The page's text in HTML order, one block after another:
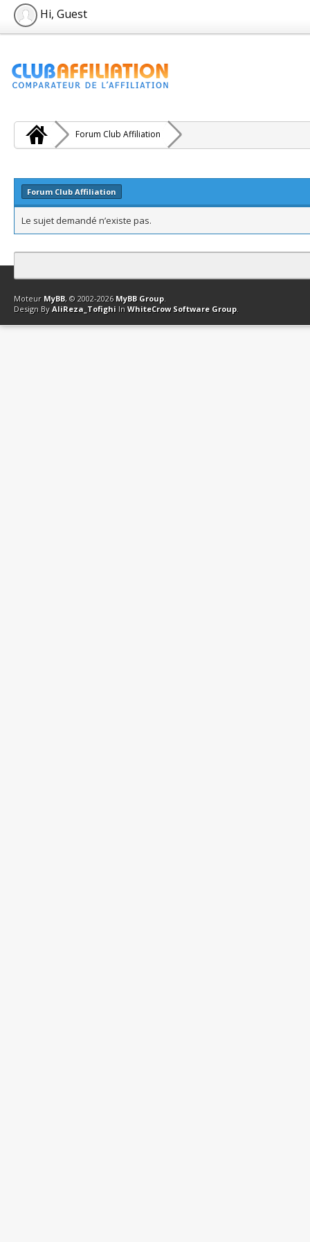
Hi, Guest
Forum Club Affiliation
Forum Club Affiliation
Le sujet demandé n’existe pas.
Contact Club Affiliation Retourner en haut Version bas-débit
Moteur MyBB, © 2002-2026 MyBB Group.
Design By AliReza_Tofighi In WhiteCrow Software Group.